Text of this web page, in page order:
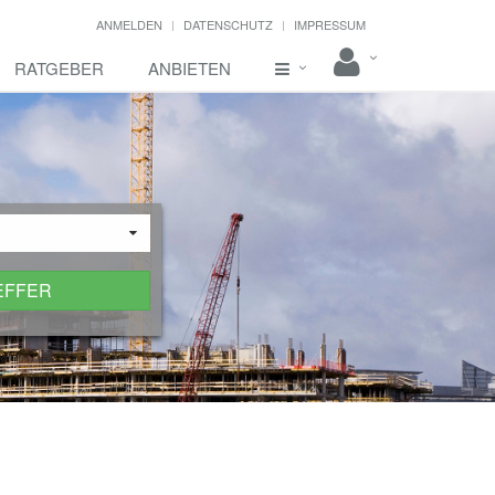
ANMELDEN DATENSCHUTZ IMPRESSUM
RATGEBER ANBIETEN